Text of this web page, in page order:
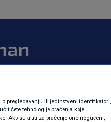
o pregledavanju ili jedinstveni identifikatori,
ćete tehnologije praćenja koje
Ako su alati za praćenje onemogućeni,